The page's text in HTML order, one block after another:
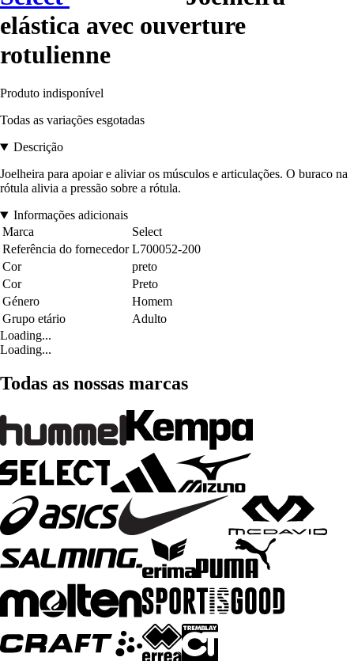
elástica avec ouverture
rotulienne
Produto indisponível
Todas as variações esgotadas
Descrição
Joelheira para apoiar e aliviar os músculos e articulações. O buraco na
rótula alivia a pressão sobre a rótula.
Informações adicionais
Marca
Select
Referência do fornecedor L700052-200
Cor
preto
Cor
Preto
Género
Homem
Grupo etário
Adulto
Loading...
Loading...
Todas as nossas marcas